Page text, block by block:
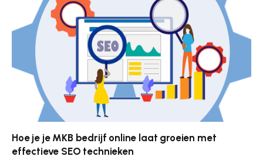
Hoe je je MKB bedrijf online laat groeien met
effectieve SEO technieken